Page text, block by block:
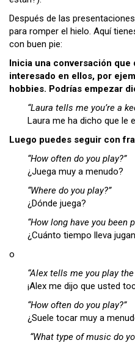
Después de las
para romper el hielo. Aquí
con buen pie:
Inicia una conversación que
interesado en ellos, por
hobbies. Podrías empezar
“Laura tells me you’re a
Laura me ha dicho que le
Luego puedes seguir con
“How often do you play?”
¿Juega muy a menudo?
“Where do you play?”
¿Dónde juega?
“How long have you been
¿Cuánto tiempo lleva
o
“Alex tells me you play the
¡Alex me dijo que usted
“How often do you play?”
¿Suele tocar muy a
“What type of music do